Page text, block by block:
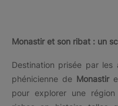
Monastir et son ribat : un
Destination prisée par les
phénicienne de Monastir
pour explorer une